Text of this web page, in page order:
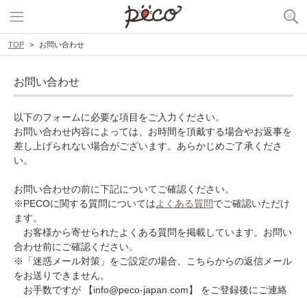
TOP お問い合わせ
お問い合わせ
以下のフォームに必要な項目をご入力ください。
お問い合わせ内容によっては、お時間を頂戴する場合やお返事を
差し上げられない場合がございます。あらかじめご了承くださ
い。
お問い合わせの前に下記についてご確認ください。
※PECOに関する質問についてはよくある質問でご確認いただけ
ます。
お客様から寄せられたよくある質問を掲載しています。お問い
合わせ前にご確認ください。
※「迷惑メール対策」をご設定の場合、こちらからの返信メール
をお送りできません。
お手数ですが 【info@peco-japan.com】 をご登録後にご連絡